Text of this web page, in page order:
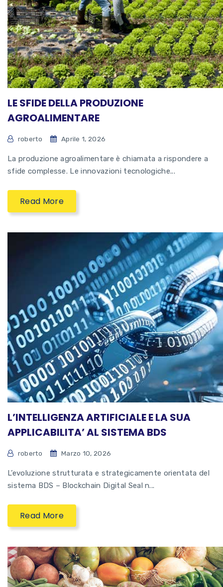
LE SFIDE DELLA PRODUZIONE
AGROALIMENTARE
roberto Aprile 1, 2026
La produzione agroalimentare è chiamata a rispondere a
sfide complesse. Le innovazioni tecnologiche...
Read More
L’INTELLIGENZA ARTIFICIALE E LA SUA
APPLICABILITA’ AL SISTEMA BDS
roberto Marzo 10, 2026
L’evoluzione strutturata e strategicamente orientata del
sistema BDS – Blockchain Digital Seal n...
Read More